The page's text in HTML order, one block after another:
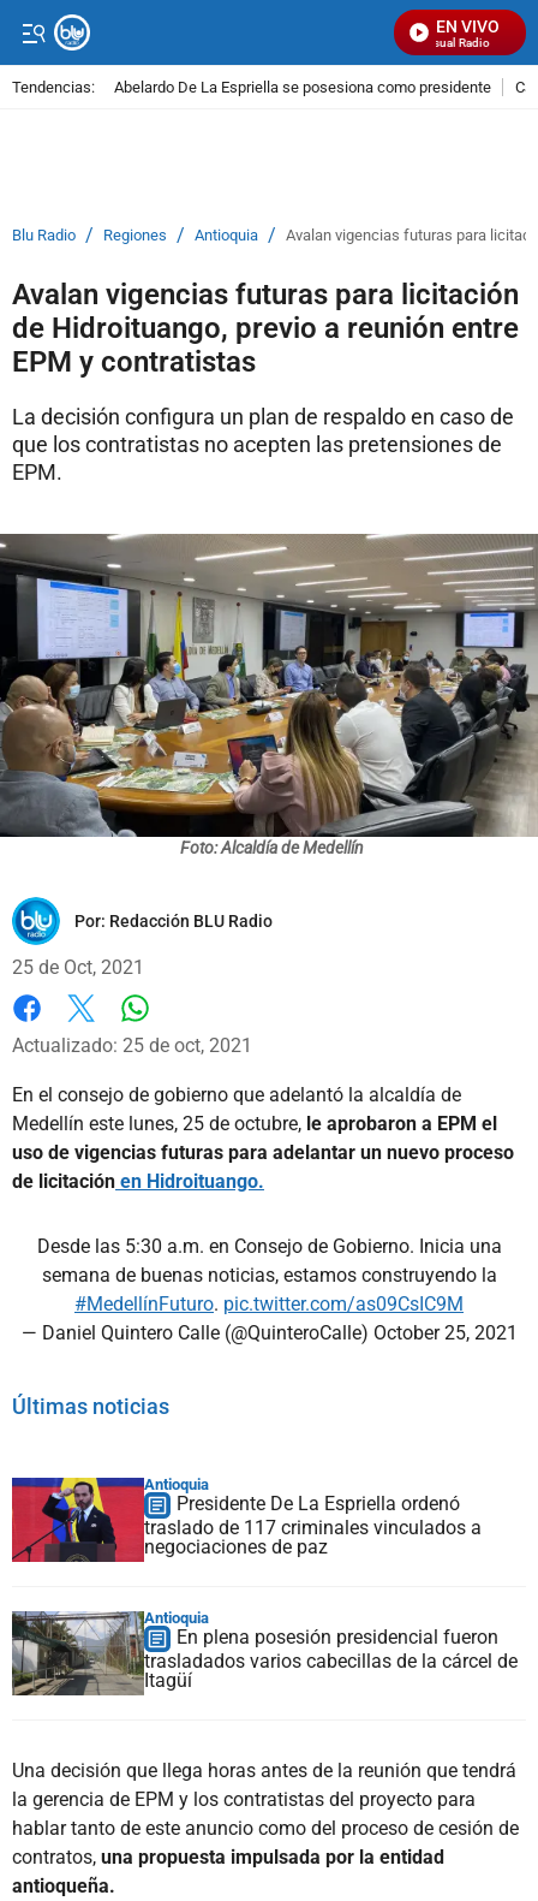
EN VIVO
Señal Visual Radio
Tendencias: Abelardo De La Espriella se posesiona como presidente
Blu Radio / Regiones / Antioquia / Avalan vigencias futuras para
Avalan vigencias futuras para licitación
de Hidroituango, previo a reunión entre
EPM y contratistas
La decisión configura un plan de respaldo en caso de
que los contratistas no acepten las pretensiones de
EPM.
Foto: Alcaldía de Medellín
Por: Redacción BLU Radio
25 de Oct, 2021
Facebook
X
Actualizado: 25 de oct, 2021
En el consejo de gobierno que adelantó la alcaldía de
Medellín este lunes, 25 de octubre, le aprobaron a EPM el
uso de vigencias futuras para adelantar un nuevo proceso
de licitación en Hidroituango.
Desde las 5:30 a.m. en Consejo de Gobierno. Inicia una
semana de buenas noticias, estamos construyendo la
#MedellínFuturo. pic.twitter.com/as09CsIC9M
— Daniel Quintero Calle (@QuinteroCalle) October 25, 2021
Últimas noticias
Antioquia
Presidente De La Espriella ordenó
traslado de 117 criminales vinculados a
negociaciones de paz
Antioquia
En plena posesión presidencial fueron
trasladados varios cabecillas de la cárcel de
Itagüí
Una decisión que llega horas antes de la reunión que tendrá
la gerencia de EPM y los contratistas del proyecto para
hablar tanto de este anuncio como del proceso de cesión de
contratos, una propuesta impulsada por la entidad
antioqueña.